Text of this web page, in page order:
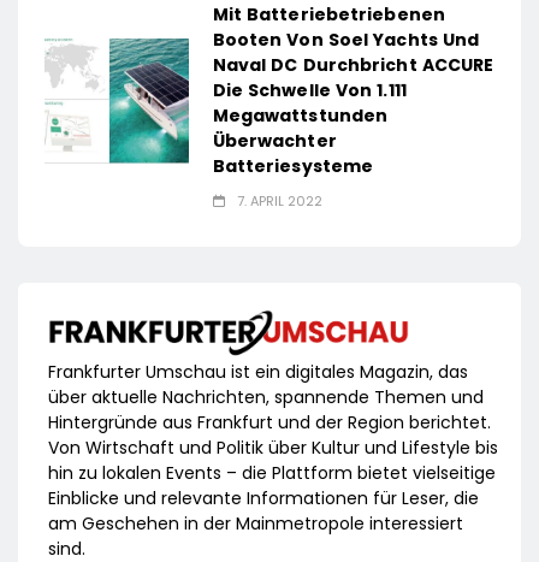
Mit Batteriebetriebenen
Booten Von Soel Yachts Und
Naval DC Durchbricht ACCURE
Die Schwelle Von 1.111
Megawattstunden
Überwachter
Batteriesysteme
7. APRIL 2022
Frankfurter Umschau ist ein digitales Magazin, das
über aktuelle Nachrichten, spannende Themen und
Hintergründe aus Frankfurt und der Region berichtet.
Von Wirtschaft und Politik über Kultur und Lifestyle bis
hin zu lokalen Events – die Plattform bietet vielseitige
Einblicke und relevante Informationen für Leser, die
am Geschehen in der Mainmetropole interessiert
sind.